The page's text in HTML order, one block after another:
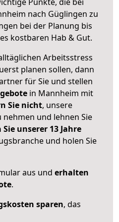
nach Güglingen zu
bei der Planung bis
kostbaren Hab & Gut.
Arbeitsstress
planen sollen, dann
für Sie und stellen
in Mannheim mit
Sie nicht, unsere
und lehnen Sie
unserer 13 Jahre
und holen Sie
aus und erhalten
.
sparen, das